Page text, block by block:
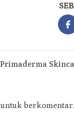
untuk berkomentar.